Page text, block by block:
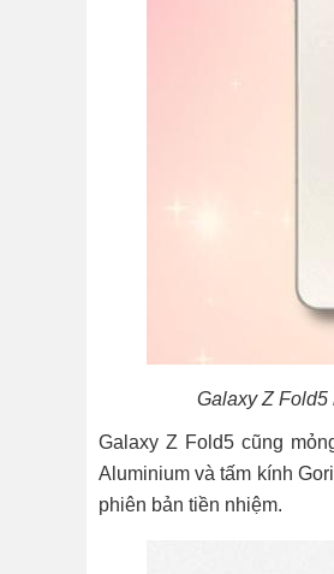
Galaxy Z Fold5
Galaxy Z Fold5 cũng
Aluminium và tấm kính
phiên bản tiền nhiệm.